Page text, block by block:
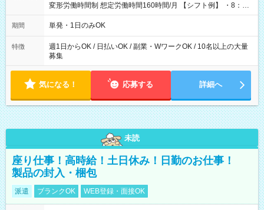
変形労働時間制 想定労働時間160時間/月 【シフト例】 ・8：00
～21：00
期間 単発・1日のみOK
特徴
週1日からOK / 日払いOK / 副業・WワークOK / 10名以上の大量
募集
気になる！ 応募する 詳細へ
未読
座り仕事！高時給！土日休み！日勤のお仕事！
製品の封入・梱包
派遣 ブランクOK WEB登録・面接OK